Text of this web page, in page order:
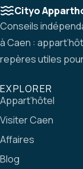
Cityo
Conseils
à Caen :
repères utiles
EXPLORER
Appart’hôtel
Visiter Caen
Affaires
Blog